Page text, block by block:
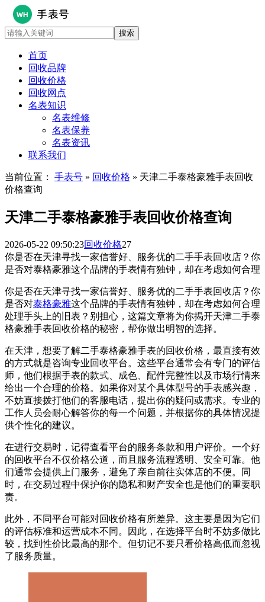
首页
回收品牌
回收价格
回收网点
名表知识
名表维修
名表保养
名表资讯
联系我们
当前位置： 手表号 » 回收价格 » 天津二手泰格豪雅手表回收
价格查询
天津二手泰格豪雅手表回收价格查询
2026-05-22 09:50:23回收价格27
你是否在天津寻找一家信誉好、服务优的二手手表回收店？你
是否对泰格豪雅这个品牌的手表情有独钟，却在考虑如何合理
你是否在天津寻找一家信誉好、服务优的二手手表回收店？你
是否对泰格豪雅这个品牌的手表情有独钟，却在考虑如何合理
处理手头上的旧表？别担心，这篇文章将为你揭开天津二手泰
格豪雅手表回收价格的秘密，帮你做出明智的选择。
在天津，想要了解二手泰格豪雅手表的回收价格，最直接有效
的方式就是咨询专业回收平台。这些平台通常会有专门的评估
师，他们根据手表的款式、成色、配件完整性以及市场行情来
给出一个合理的价格。如果你对某个具体型号的手表感兴趣，
不妨直接拨打他们的客服电话，提出你的疑问或需求。专业的
工作人员会耐心解答你的每一个问题，并根据你的具体情况提
供个性化的建议。
在进行交易时，记得查看平台的服务条款和用户评价。一个好
的回收平台不仅价格公道，而且服务流程透明、安全可靠。他
们通常会提供上门服务，避免了亲自前往实体店的不便。同
时，在交易过程中保护你的隐私和财产安全也是他们的重要职
责。
此外，不同平台可能对回收价格有所差异。这主要是因为它们
的评估标准和运营成本不同。因此，在选择平台时不妨多做比
较，找到性价比最高的那个。但切记不要只看价格高低而忽视
了服务质量。